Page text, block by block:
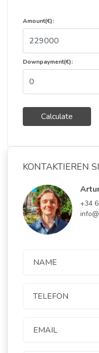
Amount(€):
Downpayment(€):
Calculate
KONTAKTIEREN
+34